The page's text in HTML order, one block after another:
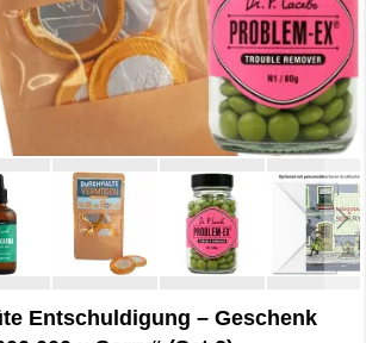
Entschuldigung – Geschenk